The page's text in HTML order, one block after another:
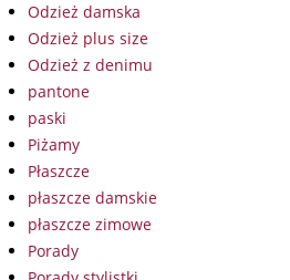
Odzież damska
Odzież plus size
Odzież z denimu
pantone
paski
Piżamy
Płaszcze
płaszcze damskie
płaszcze zimowe
Porady